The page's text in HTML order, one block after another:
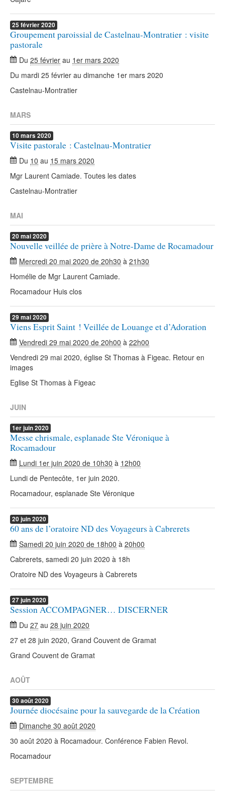
25 février2020
Groupement paroissial de Castelnau-Montratier : visite
pastorale
Du 25 février au 1er mars 2020
Du mardi 25 février au dimanche 1er mars 2020
Castelnau-Montratier
MARS
10 mars 2020
Visite pastorale : Castelnau-Montratier
Du 10 au 15 mars 2020
Mgr Laurent Camiade. Toutes les dates
Castelnau-Montratier
MAI
20 mai2020
Nouvelle veillée de prière à Notre-Dame de Rocamadour
Mercredi 20 mai 2020 de 20h30 à 21h30
Homélie de Mgr Laurent Camiade.
Rocamadour Huis clos
29 mai2020
Viens Esprit Saint ! Veillée de Louange et d’Adoration
Vendredi 29 mai 2020 de 20h00 à 22h00
Vendredi 29 mai 2020, église St Thomas à Figeac. Retour en
images
Eglise St Thomas à Figeac
JUIN
1erjuin2020
Messe chrismale, esplanade Ste Véronique à
Rocamadour
Lundi 1er juin 2020 de 10h30 à 12h00
Lundi de Pentecôte, 1er juin 2020.
Rocamadour, esplanade Ste Véronique
20 juin2020
60 ans de l’oratoire ND des Voyageurs à Cabrerets
Samedi 20 juin 2020 de 18h00 à 20h00
Cabrerets, samedi 20 juin 2020 à 18h
Oratoire ND des Voyageurs à Cabrerets
27juin2020
Session ACCOMPAGNER… DISCERNER
Du 27 au 28 juin 2020
27 et 28 juin 2020, Grand Couvent de Gramat
Grand Couvent de Gramat
AOÛT
30 août2020
Journée diocésaine pour la sauvegarde de la Création
Dimanche 30 août 2020
30 août 2020 à Rocamadour. Conférence Fabien Revol.
Rocamadour
SEPTEMBRE